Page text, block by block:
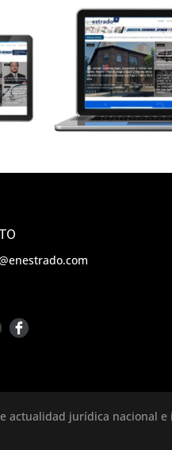
actualidad jurídica nacional